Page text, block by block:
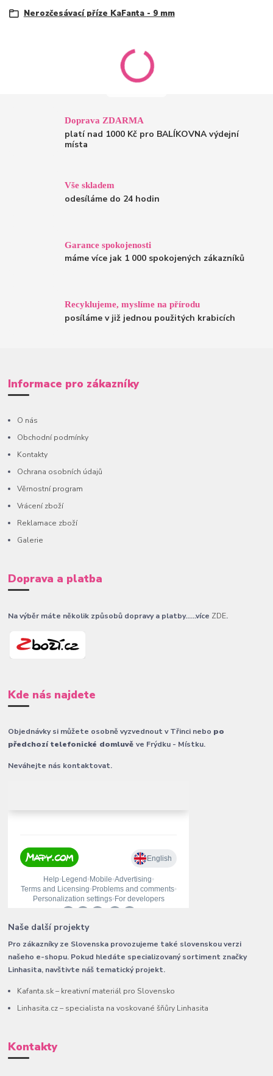
Nerozčesávací příze KaFanta - 9 mm
Doprava ZDARMA
platí nad 1000 Kč pro BALÍKOVNA výdejní
místa
Vše skladem
odesíláme do 24 hodin
Garance spokojenosti
máme více jak 1 000 spokojených zákazníků
Recyklujeme, myslíme na přírodu
posíláme v již jednou použitých krabicích
Informace pro zákazníky
O nás
Obchodní podmínky
Kontakty
Ochrana osobních údajů
Věrnostní program
Vrácení zboží
Reklamace zboží
Galerie
Doprava a platba
Na výběr máte několik způsobů dopravy a platby......více ZDE.
Kde nás najdete
Objednávky si můžete osobně vyzvednout v Třinci nebo po
předchozí telefonické domluvěve Frýdku - Místku.
Neváhejte nás kontaktovat.
Naše další projekty
Pro zákazníky ze Slovenska provozujeme také slovenskou verzi
našeho e-shopu. Pokud hledáte specializovaný sortiment značky
Linhasita, navštivte náš tematický projekt.
Kafanta.sk – kreativní materiál pro Slovensko
Linhasita.cz – specialista na voskované šňůry Linhasita
Kontakty